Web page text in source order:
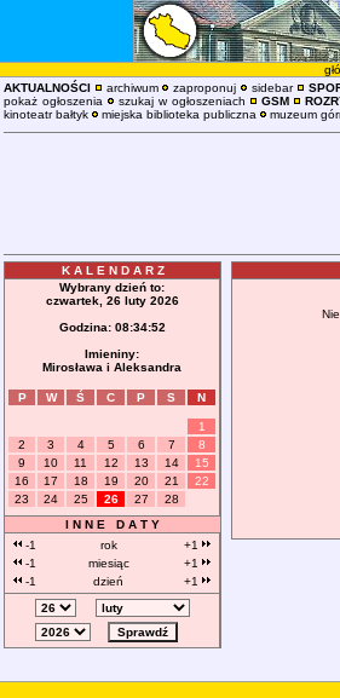
AKTUALNOŚCI
archiwum zaproponuj sidebar
pokaż ogłoszenia
szukaj w ogłoszeniach GSM
kinoteatr bałtyk
miejska biblioteka publiczna muzeum
K A L E N D A R Z
Wybrany dzień to:
czwartek, 26 luty 2026
Godzina: 08:34:52
Imieniny:
Mirosława i Aleksandra
P W Ś C P S N
1
2
3 4 5 6 7
8
9
10 11 12 13 14
15
16
17 18 19 20 21
22
23
24 25 26 27
28
I N N E D A T Y
-1
rok
+1
-1
miesiąc
+1
-1
dzień +1